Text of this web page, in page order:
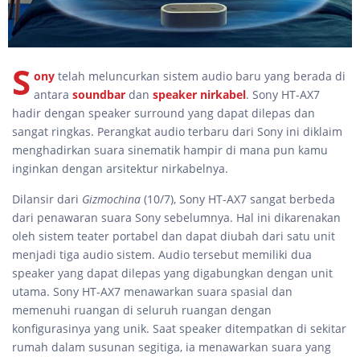
S ony telah meluncurkan sistem audio baru yang berada di
antara soundbar dan speaker nirkabel. Sony HT-AX7
hadir dengan speaker surround yang dapat dilepas dan
sangat ringkas. Perangkat audio terbaru dari Sony ini diklaim
menghadirkan suara sinematik hampir di mana pun kamu
inginkan dengan arsitektur nirkabelnya.
Dilansir dari Gizmochina (10/7), Sony HT-AX7 sangat berbeda
dari penawaran suara Sony sebelumnya. Hal ini dikarenakan
oleh sistem teater portabel dan dapat diubah dari satu unit
menjadi tiga audio sistem. Audio tersebut memiliki dua
speaker yang dapat dilepas yang digabungkan dengan unit
utama. Sony HT-AX7 menawarkan suara spasial dan
memenuhi ruangan di seluruh ruangan dengan
konfigurasinya yang unik. Saat speaker ditempatkan di sekitar
rumah dalam susunan segitiga, ia menawarkan suara yang